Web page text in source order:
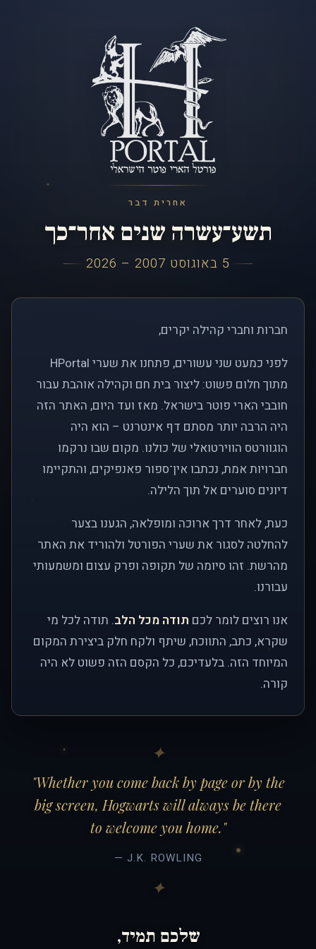
אחרית דבר
תשע־עשרה שנים אחר־כך
5 באוגוסט 2007 – 2026
חברות וחברי קהילה יקרים,
לפני כמעט שני עשורים, פתחנו את שערי HPortal
מתוך חלום פשוט: ליצור בית חם וקהילה אוהבת עבור
חובבי הארי פוטר בישראל. מאז ועד היום, האתר הזה
היה הרבה יותר מסתם דף אינטרנט – הוא היה
הוגוורטס הווירטואלי של כולנו. מקום שבו נרקמו
חברויות אמת, נכתבו אין־ספור פאנפיקים, והתקיימו
דיונים סוערים אל תוך הלילה.
כעת, לאחר דרך ארוכה ומופלאה, הגענו בצער
להחלטה לסגור את שערי הפורטל ולהוריד את האתר
מהרשת. זהו סיומה של תקופה ופרק עצום ומשמעותי
עבורנו.
אנו רוצים לומר לכם תודה מכל הלב. תודה לכל מי
שקרא, כתב, התווכח, שיתף ולקח חלק ביצירת המקום
המיוחד הזה. בלעדיכם, כל הקסם הזה פשוט לא היה
קורה.
"Whether you come back by page or by the
big screen, Hogwarts will always be there
to welcome you home."
— J.K. ROWLING
שלכם תמיד,